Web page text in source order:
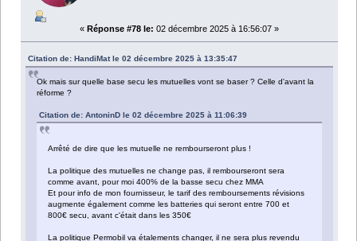
« Réponse #78 le: 02 décembre 2025 à 16:56:07 »
Citation de: HandiMat le 02 décembre 2025 à 13:35:47
Ok mais sur quelle base secu les mutuelles vont se baser ? Celle d'avant la
réforme ?
Citation de: AntoninD le 02 décembre 2025 à 11:06:39
Arrêté de dire que les mutuelle ne rembourseront plus !
La politique des mutuelles ne change pas, il rembourseront sera
comme avant, pour moi 400% de la basse secu chez MMA
Et pour info de mon fournisseur, le tarif des remboursements révisions
augmente également comme les batteries qui seront entre 700 et
800€ secu, avant c'était dans les 350€
La politique Permobil va étalements changer, il ne sera plus revendu